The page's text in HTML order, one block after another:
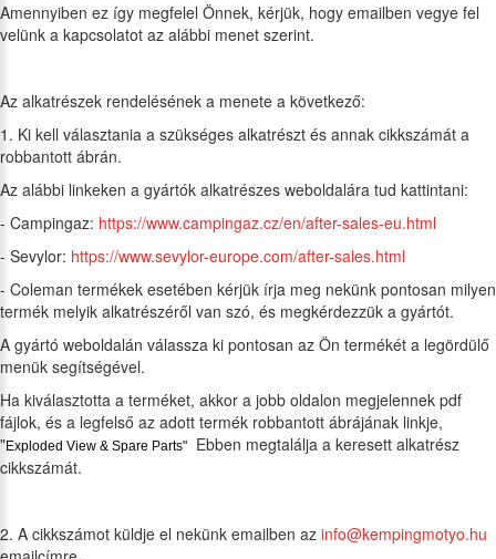
Amennyiben ez így megfelel Önnek, kérjük, hogy emailben vegye fel
velünk a kapcsolatot az alábbi menet szerint.
Az alkatrészek rendelésének a menete a következő:
1. Ki kell választania a szükséges alkatrészt és annak cikkszámát a
robbantott ábrán.
Az alábbi linkeken a gyártók alkatrészes weboldalára tud kattintani:
- Campingaz: https://www.campingaz.cz/en/after-sales-eu.html
- Sevylor: https://www.sevylor-europe.com/after-sales.html
- Coleman termékek esetében kérjük írja meg nekünk pontosan milyen
termék melyik alkatrészéről van szó, és megkérdezzük a gyártót.
A gyártó weboldalán válassza ki pontosan az Ön termékét a legördülő
menük segítségével.
Ha kiválasztotta a terméket, akkor a jobb oldalon megjelennek pdf
fájlok, és a legfelső az adott termék robbantott ábrájának linkje,
"Exploded View & Spare Parts"
Ebben megtalálja a keresett alkatrész
cikkszámát.
2. A cikkszámot küldje el nekünk emailben az info@kempingmotyo.hu